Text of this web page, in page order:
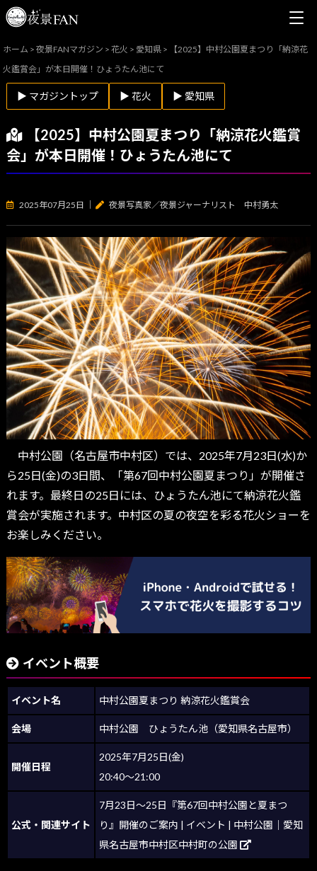
ホーム >夜景FANマガジン >花火 > 愛知県 >
【2025】中村公園夏まつり「納涼花
火鑑賞会」が本日開催！ひょうたん池にて
▶ マガジントップ ▶ 花火 ▶ 愛知県
【2025】中村公園夏まつり「納涼花火鑑賞
会」が本日開催！ひょうたん池にて
2025年07月25日 夜景写真家／夜景ジャーナリスト 中村勇太
中村公園（名古屋市中村区）では、2025年7月23日(水)か
ら25日(金)の3日間、「第67回中村公園夏まつり」が開催さ
れます。最終日の25日には、ひょうたん池にて納涼花火鑑
賞会が実施されます。中村区の夏の夜空を彩る花火ショーを
お楽しみください。
イベント概要
イベント名 中村公園夏まつり 納涼花火鑑賞会
会場 中村公園 ひょうたん池（愛知県名古屋市）
開催日程
2025年7月25日(金)
20:40～21:00
公式・関連サイト
7月23日～25日『第67回中村公園と夏まつ
り』開催のご案内 | イベント | 中村公園｜愛知
県名古屋市中村区中村町の公園